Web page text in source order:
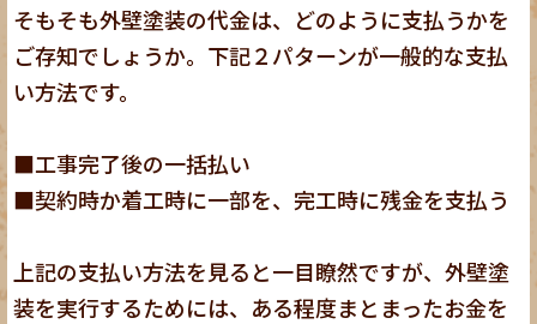
そもそも外壁塗装の代金は、どのように支払うかを
ご存知でしょうか。下記２パターンが一般的な支払
い方法です。
■工事完了後の一括払い
■契約時か着工時に一部を、完工時に残金を支払う
上記の支払い方法を見ると一目瞭然ですが、外壁塗
装を実行するためには、ある程度まとまったお金を